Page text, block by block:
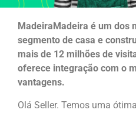
MadeiraMadeira é um dos
segmento de casa e
mais de 12 milhões de
oferece integração com o
vantagens.
Olá Seller. Temos uma